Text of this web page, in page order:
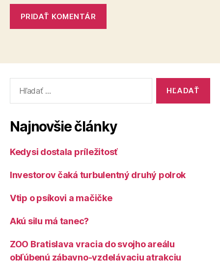
Najnovšie články
Kedysi dostala príležitosť
Investorov čaká turbulentný druhý polrok
Vtip o psíkovi a mačičke
Akú silu má tanec?
ZOO Bratislava vracia do svojho areálu
obľúbenú zábavno-vzdelávaciu atrakciu